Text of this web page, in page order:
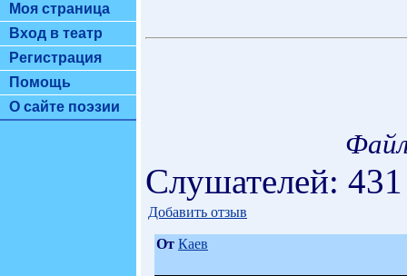
Моя страница
Вход в театр
Регистрация
Помощь
О сайте поэзии
Слушателей:
Добавить отзыв
От Каев